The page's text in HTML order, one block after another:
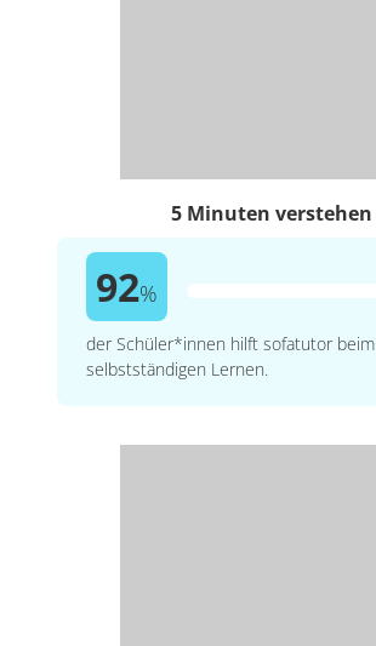
5 Minuten verstehen
92%
der Schüler*innen hilft sofatutor beim
selbstständigen Lernen.